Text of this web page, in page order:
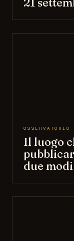
OSSERVATORIO
Il luogo
due